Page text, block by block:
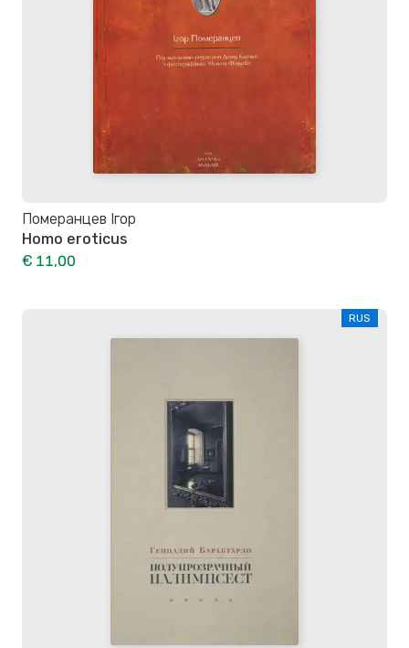
Померанцев Ігор
Homo eroticus
€ 11,00
RUS